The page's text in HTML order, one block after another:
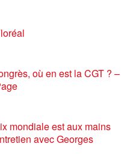
où en est la CGT ? –
mondiale est aux mains
avec Georges